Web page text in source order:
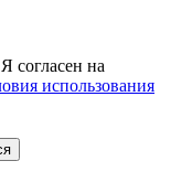
согласен на
использования